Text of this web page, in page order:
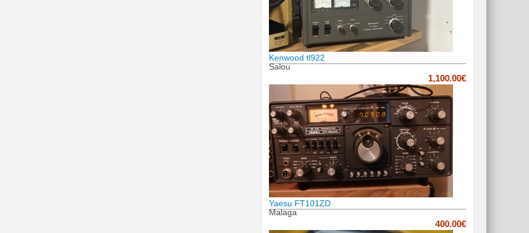
Kenwood tl922
Salou
1,100.00€
Yaesu FT101ZD
Malaga
400.00€